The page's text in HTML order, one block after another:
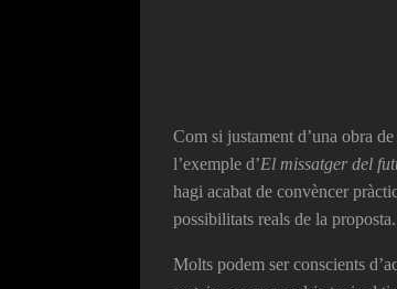
Com si justament d’una obra
l’exemple d’El missatger del
hagi acabat de convèncer
possibilitats reals de la proposta.
Molts podem ser conscients